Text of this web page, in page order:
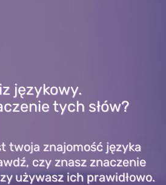
językowy.
tych słów?
twoja znajomość języka
czy znasz znaczenie
używasz ich prawidłowo.